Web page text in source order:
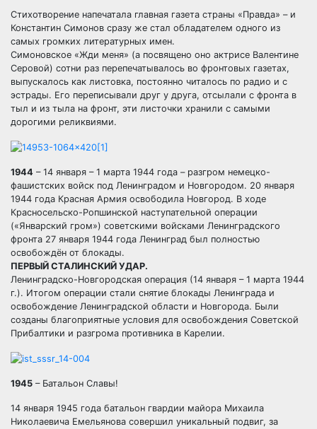
Стихотворение напечатала главная газета страны «Правда» – и
Константин Симонов сразу же стал обладателем одного из
самых громких литературных имен.
Симоновское «Жди меня» (а посвящено оно актрисе Валентине
Серовой) сотни раз перепечатывалось во фронтовых газетах,
выпускалось как листовка, постоянно читалось по радио и с
эстрады. Его переписывали друг у друга, отсылали с фронта в
тыл и из тыла на фронт, эти листочки хранили с самыми
дорогими реликвиями.
1944 – 14 января – 1 марта 1944 года – разгром немецко-
фашистских войск под Ленинградом и Новгородом. 20 января
1944 года Красная Армия освободила Новгород. В ходе
Красносельско-Ропшинской наступательной операции
(«Январский гром») советскими войсками Ленинградского
фронта 27 января 1944 года Ленинград был полностью
освобождён от блокады.
ПЕРВЫЙ СТАЛИНСКИЙ УДАР.
Ленинградско-Новгородская операция (14 января – 1 марта 1944
г.). Итогом операции стали снятие блокады Ленинграда и
освобождение Ленинградской области и Новгорода. Были
созданы благоприятные условия для освобождения Советской
Прибалтики и разгрома противника в Карелии.
1945 – Батальон Славы!
14 января 1945 года батальон гвардии майора Михаила
Николаевича Емельянова совершил уникальный подвиг, за